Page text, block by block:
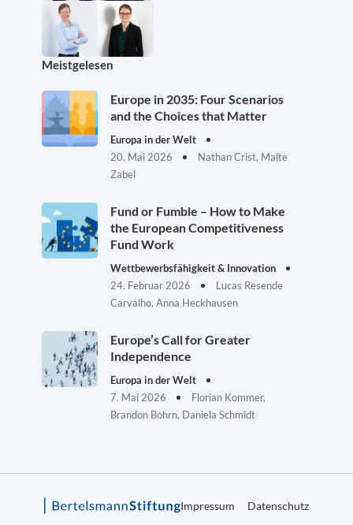
Meistgelesen
Europe in 2035: Four Scenarios
and the Choices that Matter
Europa in der Welt
20. Mai 2026
Nathan Crist, Malte
Zabel
Fund or Fumble – How to Make
the European Competitiveness
Fund Work
Wettbewerbsfähigkeit & Innovation
24. Februar 2026
Lucas Resende
Carvalho, Anna Heckhausen
Europe’s Call for Greater
Independence
Europa in der Welt
7. Mai 2026
Florian Kommer,
Brandon Bohrn, Daniela Schmidt
Impressum Datenschutz